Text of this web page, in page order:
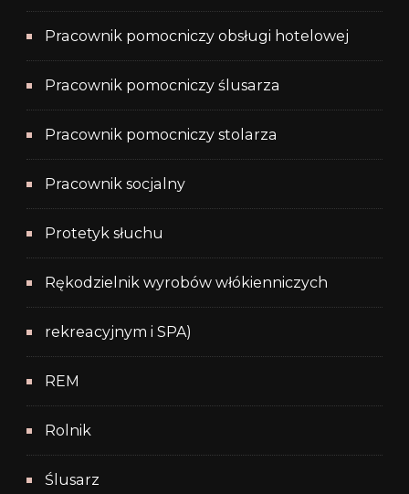
Pracownik pomocniczy obsługi hotelowej
Pracownik pomocniczy ślusarza
Pracownik pomocniczy stolarza
Pracownik socjalny
Protetyk słuchu
Rękodzielnik wyrobów włókienniczych
rekreacyjnym i SPA)
REM
Rolnik
Ślusarz